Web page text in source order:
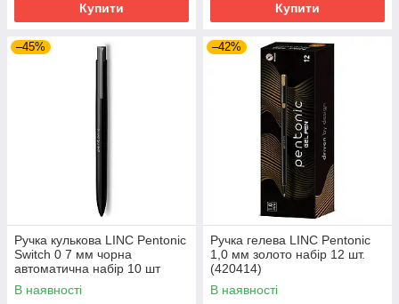
Купити Купити
–45%
Ручка кулькова LINC Pentonic
Switch 0 7 мм чорна
автоматична набір 10 шт
(411950)
В наявності
–42%
Ручка гелева LINC Pentonic
1,0 мм золото набір 12 шт.
(420414)
В наявності